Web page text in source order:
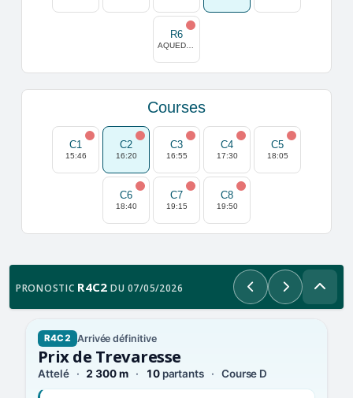
R6
Courses
C1
15:46
C2
16:20
C3
16:55
C4
17:30
C5
18:05
C6
18:40
C7
19:15
C8
19:50
PRONOSTIC R4C2 DU 07/05/2026 PrécédentSuivant
R4C2 Arrivée définitive
Prix de Trevaresse
Attelé 2 300 m 10partants Course D